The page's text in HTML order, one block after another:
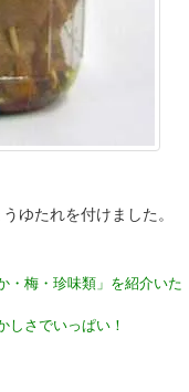
ゆたれを付けました。
・梅・珍味類」を紹介いた
しさでいっぱい！